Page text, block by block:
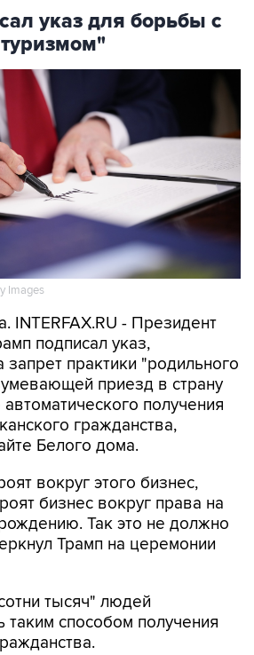
указ для борьбы с
Images
INTERFAX.RU - Президент
подписал указ,
практики "родильного
приезд в страну
получения
гражданства,
Белого дома.
вокруг этого бизнес,
бизнес вокруг права на
Так это не должно
Трамп на церемонии
тысяч" людей
таким способом получения